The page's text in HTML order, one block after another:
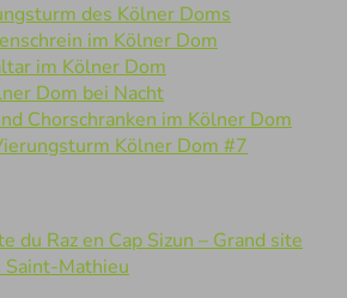
des Kölner Doms
im Kölner Dom
im Kölner Dom
Dom bei Nacht
Chorschranken im Kölner Dom
Kölner Dom #7
du Raz en Cap Sizun – Grand site
Saint-Mathieu